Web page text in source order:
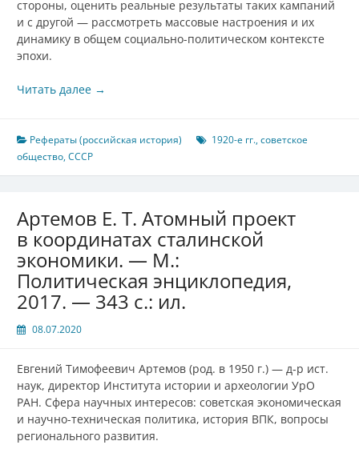
стороны, оценить реальные результаты таких кампаний
и с другой — рассмотреть массовые настроения и их
динамику в общем социально-политическом контексте
эпохи.
Читать далее →
Рефераты (российская история) 1920-е гг.,советское
общество,СССР
Артемов Е. Т. Атомный проект
в координатах сталинской
экономики. — М.:
Политическая энциклопедия,
2017. — 343 с.: ил.
08.07.2020
Евгений Тимофеевич Артемов (род. в 1950 г.) — д‑р ист.
наук, директор Института истории и археологии УрО
РАН. Сфера научных интересов: советская экономическая
и научно-техническая политика, история ВПК, вопросы
регионального развития.